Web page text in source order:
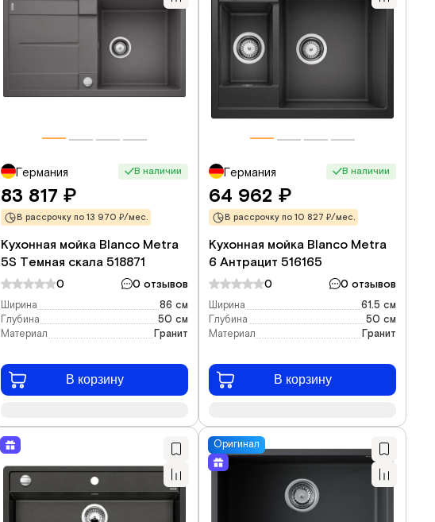
Германия В наличии
83 817 ₽
В рассрочку по 13 970 ₽/мес.
Кухонная мойка Blanco Metra
5S Темная скала 518871
0 0 отзывов
Ширина
86 см
Глубина
50 см
Материал
Гранит
В корзину
Германия В наличии
64 962 ₽
В рассрочку по 10 827 ₽/мес.
Кухонная мойка Blanco Metra
6 Антрацит 516165
0 0 отзывов
Ширина
61.5 см
Глубина
50 см
Материал
Гранит
В корзину
Оригинал